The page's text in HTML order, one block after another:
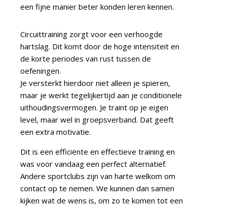
een fijne manier beter konden leren kennen.
Circuittraining zorgt voor een verhoogde
hartslag. Dit komt door de hoge intensiteit en
de korte periodes van rust tussen de
oefeningen.
Je versterkt hierdoor niet alleen je spieren,
maar je werkt tegelijkertijd aan je conditionele
uithoudingsvermogen. Je traint op je eigen
level, maar wel in groepsverband. Dat geeft
een extra motivatie.
Dit is een efficiënte en effectieve training en
was voor vandaag een perfect alternatief.
Andere sportclubs zijn van harte welkom om
contact op te nemen. We kunnen dan samen
kijken wat de wens is, om zo te komen tot een